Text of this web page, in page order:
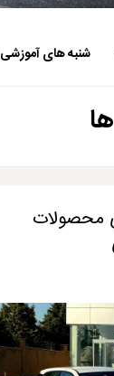
شنبه های آموزشی
محصولات